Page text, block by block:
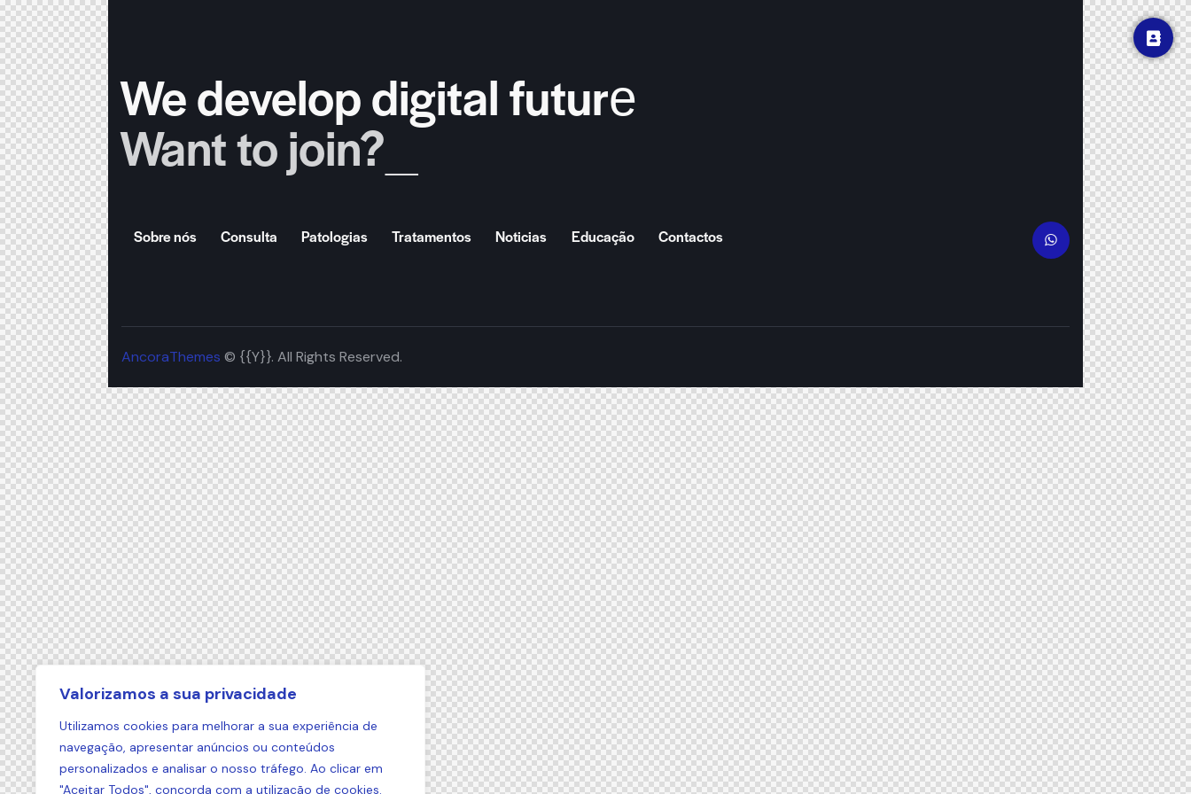
Valorizamos a sua privacidade
Utilizamos cookies para melhorar a sua experiência de
navegação, apresentar anúncios ou conteúdos
personalizados e analisar o nosso tráfego. Ao clicar em
"Aceitar Todos", concorda com a utilização de cookies.
We develop digital future​
Want to_
Sobre nós Consulta Patologias Tratamentos Noticias Educação Contactos
AncoraThemes © {{Y}}. All Rights Reserved.